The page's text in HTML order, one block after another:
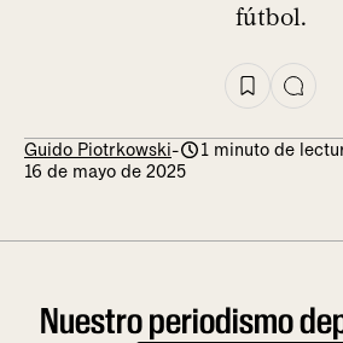
fútbol.
Guido Piotrkowski-
1 minuto de
16 de mayo de 2025
Nuestro periodismo